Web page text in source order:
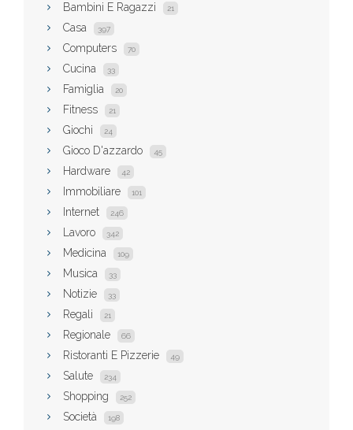
Bambini E Ragazzi 21
Casa 397
Computers 70
Cucina 33
Famiglia 20
Fitness 21
Giochi 24
Gioco D'azzardo 45
Hardware 42
Immobiliare 101
Internet 246
Lavoro 342
Medicina 109
Musica 33
Notizie 33
Regali 21
Regionale 66
Ristoranti E Pizzerie 49
Salute 234
Shopping 252
Società 198